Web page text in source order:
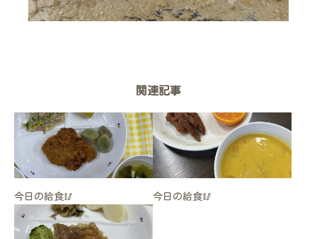
関連記事
今日の給食🥢 今日の給食🥢